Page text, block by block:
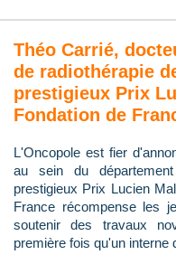
Théo Carrié,
de radiothérapie
prestigieux Prix
Fondation de
L'Oncopole est fier
au sein du
prestigieux Prix Lucien
France récompense les
soutenir des travaux
première fois qu'un interne